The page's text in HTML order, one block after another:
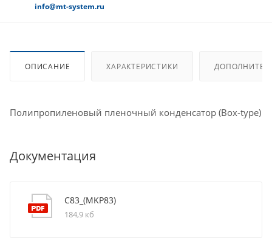
info@mt-system.ru
ОПИСАНИЕ ХАРАКТЕРИСТИКИ
Полипропиленовый пленочный конденсатор (Box-type)
Документация
C83_(MKP83)
184,9 кб